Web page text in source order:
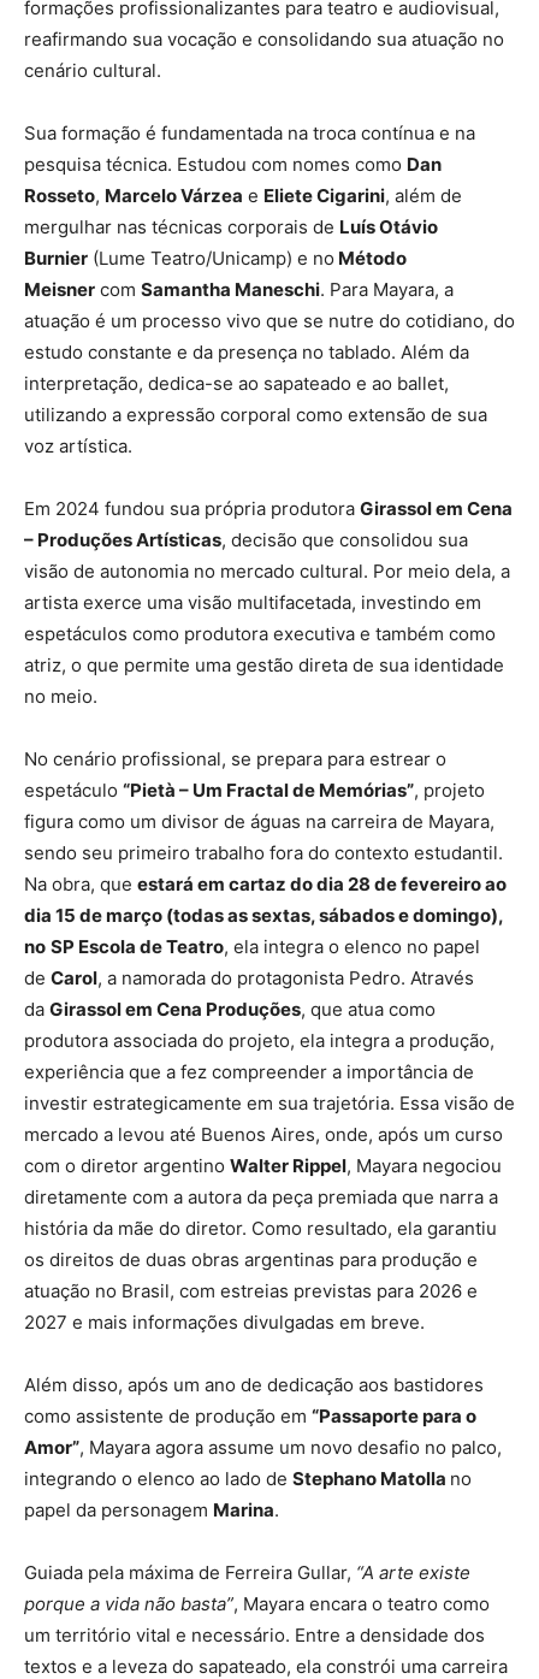
formações profissionalizantes para teatro e audiovisual,
reafirmando sua vocação e consolidando sua atuação no
cenário cultural.
Sua formação é fundamentada na troca contínua e na
pesquisa técnica. Estudou com nomes como Dan
Rosseto, Marcelo Várzea e Eliete Cigarini, além de
mergulhar nas técnicas corporais de Luís Otávio
Burnier (Lume Teatro/Unicamp) e no Método
Meisner com Samantha Maneschi. Para Mayara, a
atuação é um processo vivo que se nutre do cotidiano, do
estudo constante e da presença no tablado. Além da
interpretação, dedica-se ao sapateado e ao ballet,
utilizando a expressão corporal como extensão de sua
voz artística.
Em 2024 fundou sua própria produtora Girassol em Cena
– Produções Artísticas, decisão que consolidou sua
visão de autonomia no mercado cultural. Por meio dela, a
artista exerce uma visão multifacetada, investindo em
espetáculos como produtora executiva e também como
atriz, o que permite uma gestão direta de sua identidade
no meio.
No cenário profissional, se prepara para estrear o
espetáculo “Pietà – Um Fractal de Memórias”, projeto
figura como um divisor de águas na carreira de Mayara,
sendo seu primeiro trabalho fora do contexto estudantil.
Na obra, que estará em cartaz do dia 28 de fevereiro ao
dia 15 de março (todas as sextas, sábados e domingo),
no SP Escola de Teatro, ela integra o elenco no papel
de Carol, a namorada do protagonista Pedro. Através
da Girassol em Cena Produções, que atua como
produtora associada do projeto, ela integra a produção,
experiência que a fez compreender a importância de
investir estrategicamente em sua trajetória. Essa visão de
mercado a levou até Buenos Aires, onde, após um curso
com o diretor argentino Walter Rippel, Mayara negociou
diretamente com a autora da peça premiada que narra a
história da mãe do diretor. Como resultado, ela garantiu
os direitos de duas obras argentinas para produção e
atuação no Brasil, com estreias previstas para 2026 e
2027 e mais informações divulgadas em breve.
Além disso, após um ano de dedicação aos bastidores
como assistente de produção em “Passaporte para o
Amor”, Mayara agora assume um novo desafio no palco,
integrando o elenco ao lado de Stephano Matolla no
papel da personagem Marina.
Guiada pela máxima de Ferreira Gullar, “A arte existe
porque a vida não basta”, Mayara encara o teatro como
um território vital e necessário. Entre a densidade dos
textos e a leveza do sapateado, ela constrói uma carreira